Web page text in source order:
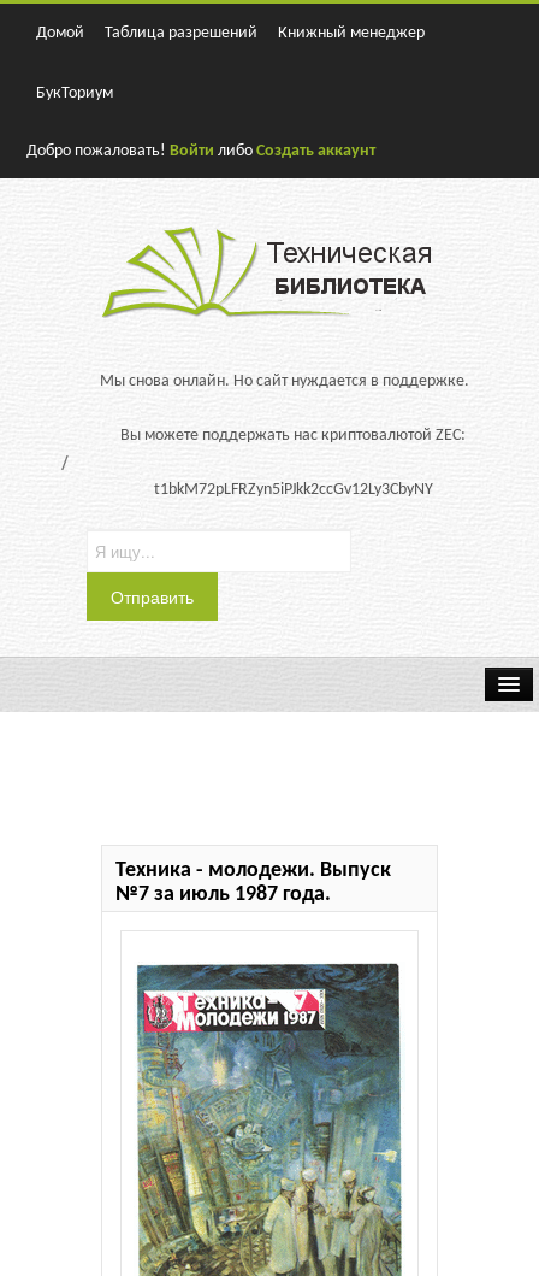
Домой Таблица разрешений Книжный менеджер
БукТориум
Добро пожаловать!Войти либоСоздать аккаунт
Мы снова онлайн. Но сайт нуждается в поддержке.
Вы можете поддержать нас криптовалютой ZEC:
t1bkM72pLFRZyn5iPJkk2ccGv12Ly3CbyNY
Техника - молодежи. Выпуск
№7 за июль 1987 года.